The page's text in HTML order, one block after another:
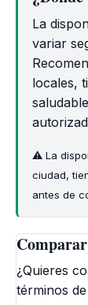
La
variar
locales,
⚠️ La
ciudad,
antes de
¿Quieres
términos